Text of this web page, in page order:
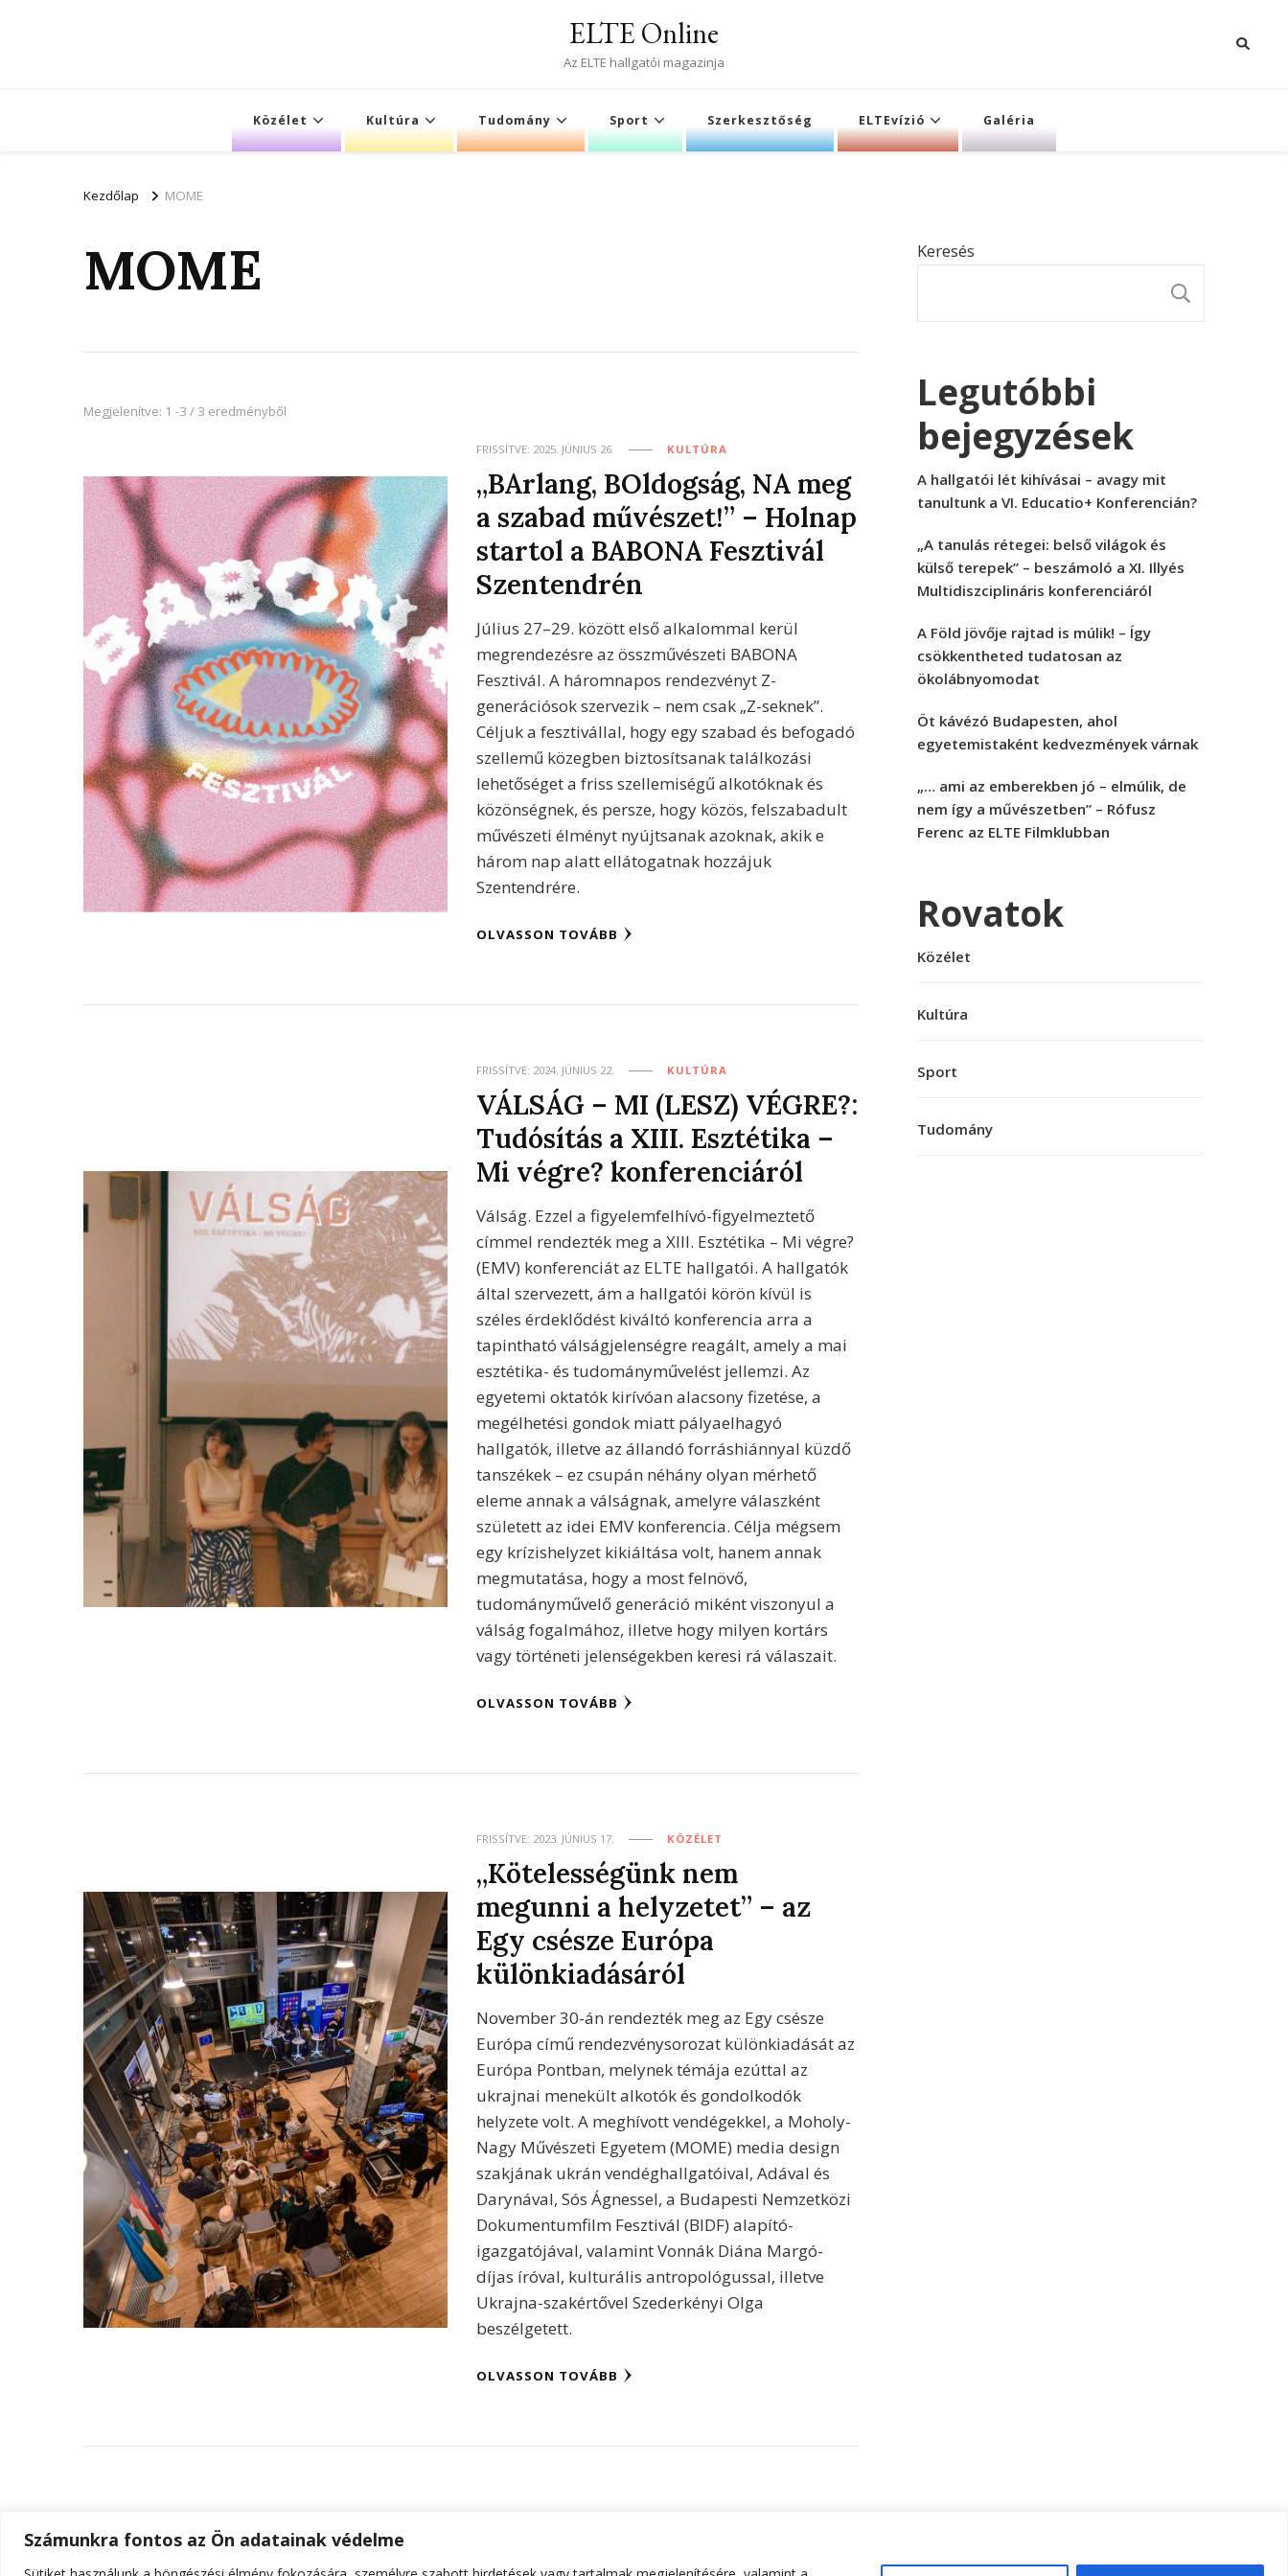
Számunkra fontos az Ön adatainak védelme
ELTE Online
Az ELTE hallgatói magazinja
Közélet Kultúra Tudomány Sport Szerkesztőség ELTEvízió Galéria
Kezdőlap MOME
MOME
Megjelenítve: 1 -3 / 3 eredményből
FRISSÍTVE: 2025. JÚNIUS 26. KULTÚRA
„BArlang, BOldogság, NA meg
a szabad művészet!” – Holnap
startol a BABONA Fesztivál
Szentendrén
Július 27–29. között első alkalommal kerül
megrendezésre az összművészeti BABONA
Fesztivál. A háromnapos rendezvényt Z-
generációsok szervezik – nem csak „Z-seknek”.
Céljuk a fesztivállal, hogy egy szabad és befogadó
szellemű közegben biztosítsanak találkozási
lehetőséget a friss szellemiségű alkotóknak és
közönségnek, és persze, hogy közös, felszabadult
művészeti élményt nyújtsanak azoknak, akik e
három nap alatt ellátogatnak hozzájuk
Szentendrére.
OLVASSON TOVÁBB
FRISSÍTVE: 2024. JÚNIUS 22. KULTÚRA
VÁLSÁG – MI (LESZ) VÉGRE?:
Tudósítás a XIII. Esztétika –
Mi végre? konferenciáról
Válság. Ezzel a figyelemfelhívó-figyelmeztető
címmel rendezték meg a XIII. Esztétika – Mi végre?
(EMV) konferenciát az ELTE hallgatói. A hallgatók
által szervezett, ám a hallgatói körön kívül is
széles érdeklődést kiváltó konferencia arra a
tapintható válságjelenségre reagált, amely a mai
esztétika- és tudományművelést jellemzi. Az
egyetemi oktatók kirívóan alacsony fizetése, a
megélhetési gondok miatt pályaelhagyó
hallgatók, illetve az állandó forráshiánnyal küzdő
tanszékek – ez csupán néhány olyan mérhető
eleme annak a válságnak, amelyre válaszként
született az idei EMV konferencia. Célja mégsem
egy krízishelyzet kikiáltása volt, hanem annak
megmutatása, hogy a most felnövő,
tudományművelő generáció miként viszonyul a
válság fogalmához, illetve hogy milyen kortárs
vagy történeti jelenségekben keresi rá válaszait.
OLVASSON TOVÁBB
FRISSÍTVE: 2023. JÚNIUS 17. KÖZÉLET
„Kötelességünk nem
megunni a helyzetet” – az
Egy csésze Európa
különkiadásáról
November 30-án rendezték meg az Egy csésze
Európa című rendezvénysorozat különkiadását az
Európa Pontban, melynek témája ezúttal az
ukrajnai menekült alkotók és gondolkodók
helyzete volt. A meghívott vendégekkel, a Moholy-
Nagy Művészeti Egyetem (MOME) media design
szakjának ukrán vendéghallgatóival, Adával és
Darynával, Sós Ágnessel, a Budapesti Nemzetközi
Dokumentumfilm Fesztivál (BIDF) alapító-
igazgatójával, valamint Vonnák Diána Margó-
díjas íróval, kulturális antropológussal, illetve
Ukrajna-szakértővel Szederkényi Olga
beszélgetett.
OLVASSON TOVÁBB
Keresés
Legutóbbi
bejegyzések
A hallgatói lét kihívásai – avagy mit
tanultunk a VI. Educatio+ Konferencián?
„A tanulás rétegei: belső világok és
külső terepek” – beszámoló a XI. Illyés
Multidiszciplináris konferenciáról
A Föld jövője rajtad is múlik! – Így
csökkentheted tudatosan az
ökolábnyomodat
Öt kávézó Budapesten, ahol
egyetemistaként kedvezmények várnak
„… ami az emberekben jó – elmúlik, de
nem így a művészetben” – Rófusz
Ferenc az ELTE Filmklubban
Rovatok
Közélet
Kultúra
Sport
Tudomány